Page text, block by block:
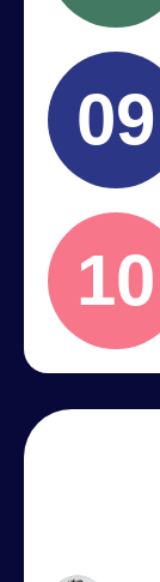
09
10